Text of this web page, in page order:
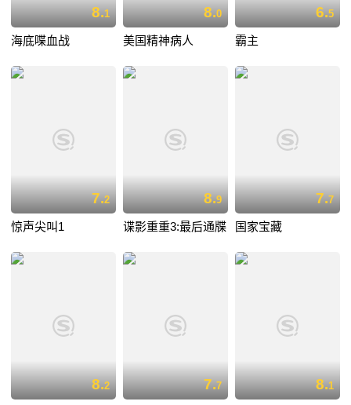
8.1
海底喋血战
8.0
美国精神病人
6.5
霸主
7.2
惊声尖叫1
8.9
谍影重重3:最后通牒
7.7
国家宝藏
8.2 7.7 8.1